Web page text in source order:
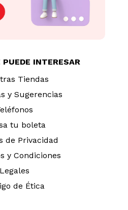
INTERESAR
Tiendas
y Sugerencias
tu boleta
de Privacidad
y Condiciones
Legales
de Ética